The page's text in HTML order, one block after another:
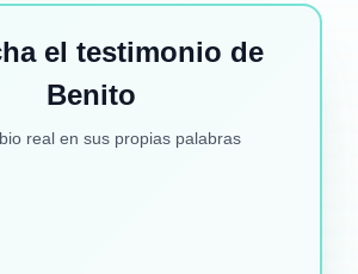
el testimonio de
Benito
real en sus propias palabras